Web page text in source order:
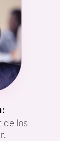
de los